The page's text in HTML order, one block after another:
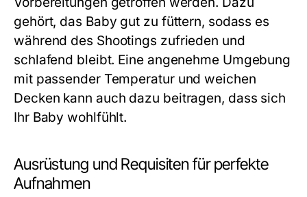
gehört, das Baby gut zu füttern, sodass es
während des Shootings zufrieden und
schlafend bleibt. Eine angenehme Umgebung
mit passender Temperatur und weichen
Decken kann auch dazu beitragen, dass sich
Ihr Baby wohlfühlt.
Ausrüstung und Requisiten für perfekte
Aufnahmen